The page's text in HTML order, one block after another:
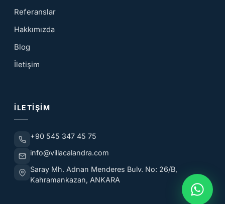
Referanslar
Hakkımızda
Blog
İletişim
İLETIŞIM
+90 545 347 45 75
info@villacalandra.com
Saray Mh. Adnan Menderes Bulv. No: 26/B,
Kahramankazan, ANKARA